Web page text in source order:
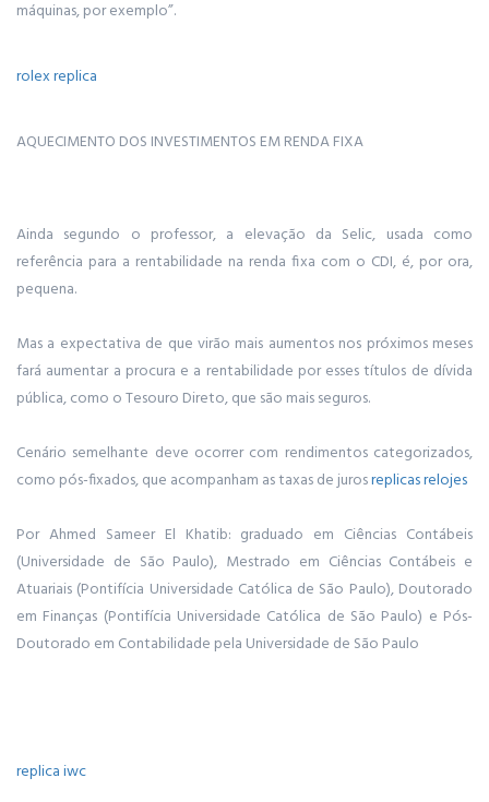
máquinas, por exemplo”.
rolex replica
AQUECIMENTO DOS INVESTIMENTOS EM RENDA FIXA
Ainda segundo o professor, a elevação da Selic, usada como
referência para a rentabilidade na renda fixa com o CDI, é, por ora,
pequena.
Mas a expectativa de que virão mais aumentos nos próximos meses
fará aumentar a procura e a rentabilidade por esses títulos de dívida
pública, como o Tesouro Direto, que são mais seguros.
Cenário semelhante deve ocorrer com rendimentos categorizados,
como pós-fixados, que acompanham as taxas de jurosreplicas relojes
Por Ahmed Sameer El Khatib: graduado em Ciências Contábeis
(Universidade de São Paulo), Mestrado em Ciências Contábeis e
Atuariais (Pontifícia Universidade Católica de São Paulo), Doutorado
em Finanças (Pontifícia Universidade Católica de São Paulo) e Pós-
Doutorado em Contabilidade pela Universidade de São Paulo
replica iwc